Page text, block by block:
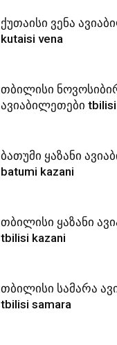
ქუთაისი ვენა
kutaisi vena
თბილისი
ავიაბილეთები
ბათუმი ყაზანი
batumi kazani
თბილისი ყაზანი
tbilisi kazani
თბილისი სამარა
tbilisi samara